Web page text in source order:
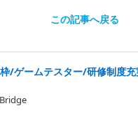
この記事へ戻る
/ゲームテスター/研修制度